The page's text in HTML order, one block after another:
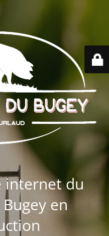
internet du
en